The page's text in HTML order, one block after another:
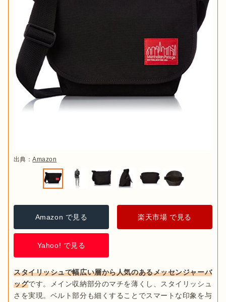
出典：Amazon
Amazon で見る 楽天市場 で見る
Yahoo! で見る
スタイリッシュで幅広い層から人気のあるメッセンジャーバ
ッグです。メイン収納部分のマチを薄くし、スタイリッシュ
さを実現。ベルト部分も細くすることでスマートな印象を与